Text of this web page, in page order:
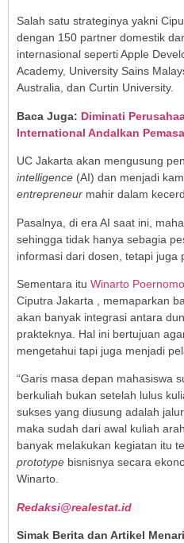
Salah satu strateginya yakni
dengan 150 partner domestik
internasional seperti Apple
Academy, University Sains
Australia, dan Curtin University.
Baca Juga: Diminati
International Andalkan
UC Jakarta akan mengusung
intelligence (AI) dan menjadi
entrepreneur mahir dalam
Pasalnya, di era AI saat ini,
sehingga tidak hanya sebagia
informasi dari dosen, tetapi juga
Sementara itu Winarto Poernomo
Ciputra Jakarta , memaparkan
akan banyak integrasi antara
prakteknya. Hal ini bertujuan
mengetahui tapi juga menjadi
“Garis masa depan mahasiswa
berkuliah bukan setelah lulus
sukses yang diusung adalah
maka sudah dari awal kuliah
banyak melakukan kegiatan itu
prototype bisnisnya secara
Winarto.
Redaksi@realestat.id
Simak Berita dan Artikel